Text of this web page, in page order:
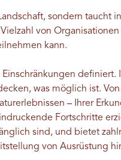
sondern taucht
von
kann.
definiert.
was möglich ist.
– Ihrer
Fortschritte
sind, und bietet
von Ausrüstung